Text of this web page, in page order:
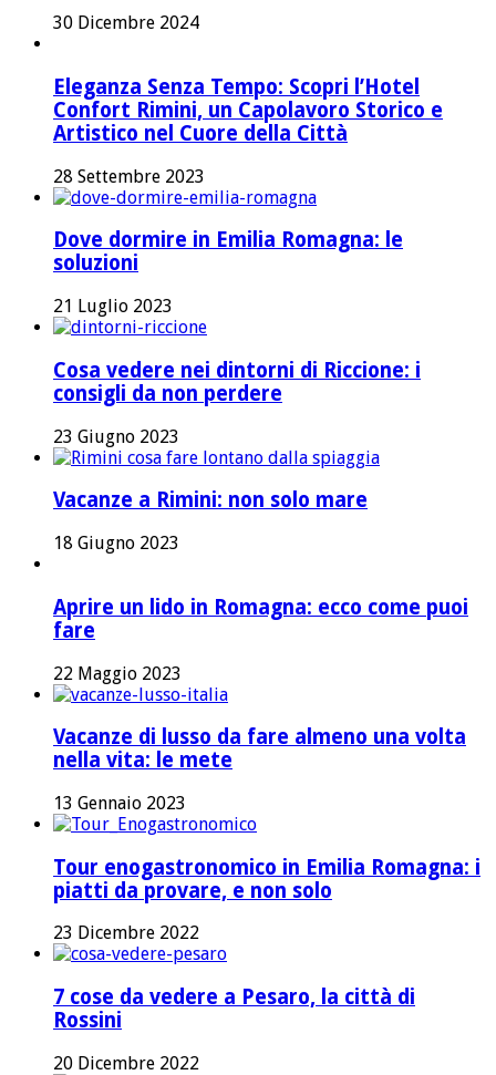
30 Dicembre 2024
Eleganza Senza Tempo: Scopri l’Hotel
Confort Rimini, un Capolavoro Storico e
Artistico nel Cuore della Città
28 Settembre 2023
Dove dormire in Emilia Romagna: le
soluzioni
21 Luglio 2023
Cosa vedere nei dintorni di Riccione: i
consigli da non perdere
23 Giugno 2023
Vacanze a Rimini: non solo mare
18 Giugno 2023
Aprire un lido in Romagna: ecco come puoi
fare
22 Maggio 2023
Vacanze di lusso da fare almeno una volta
nella vita: le mete
13 Gennaio 2023
Tour enogastronomico in Emilia Romagna: i
piatti da provare, e non solo
23 Dicembre 2022
7 cose da vedere a Pesaro, la città di
Rossini
20 Dicembre 2022